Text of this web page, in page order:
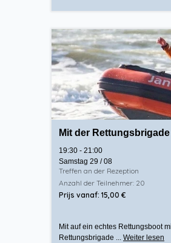
Mit der
19:30 - 21:00
Samstag 29 / 08
Treffen an der Rezeption
Anzahl der Teilnehmer: 20
Prijs vanaf: 15,00 €
Mit auf ein echtes Rettungsboot
Rettungsbrigade ... Weiter lesen